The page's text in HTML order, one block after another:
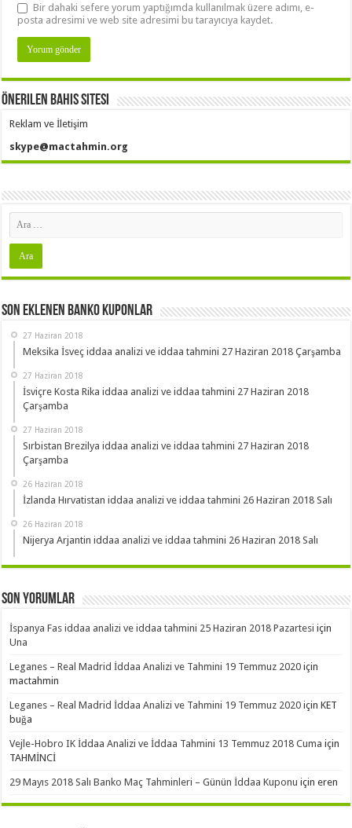
Bir dahaki sefere yorum yaptığımda kullanılmak üzere adımı, e-
posta adresimi ve web site adresimi bu tarayıcıya kaydet.
Önerilen Bahis Sitesi
Reklam ve İletişim
skype@mactahmin.org
Son Eklenen Banko Kuponlar
27 Haziran 2018
Meksika İsveç iddaa analizi ve iddaa tahmini 27 Haziran 2018 Çarşamba
27 Haziran 2018
İsviçre Kosta Rika iddaa analizi ve iddaa tahmini 27 Haziran 2018
Çarşamba
27 Haziran 2018
Sırbistan Brezilya iddaa analizi ve iddaa tahmini 27 Haziran 2018
Çarşamba
26 Haziran 2018
İzlanda Hırvatistan iddaa analizi ve iddaa tahmini 26 Haziran 2018 Salı
26 Haziran 2018
Nijerya Arjantin iddaa analizi ve iddaa tahmini 26 Haziran 2018 Salı
Son Yorumlar
İspanya Fas iddaa analizi ve iddaa tahmini 25 Haziran 2018 Pazartesi için
Una
Leganes – Real Madrid İddaa Analizi ve Tahmini 19 Temmuz 2020 için
mactahmin
Leganes – Real Madrid İddaa Analizi ve Tahmini 19 Temmuz 2020 içinKET
buğa
Vejle-Hobro IK İddaa Analizi ve İddaa Tahmini 13 Temmuz 2018 Cuma için
TAHMİNCİ
29 Mayıs 2018 Salı Banko Maç Tahminleri – Günün İddaa Kuponu içineren